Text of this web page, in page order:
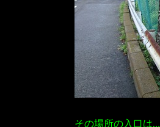
その場所の入口は…